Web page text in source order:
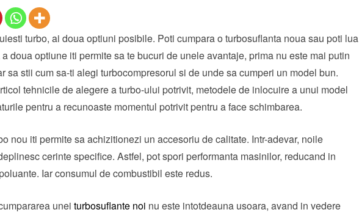
turbo, ai doua optiuni posibile. Poti cumpara o turbosuflanta noua sau poti lua
doua optiune iti permite sa te bucuri de unele avantaje, prima nu este mai putin
sa stii cum sa-ti alegi turbocompresorul si de unde sa cumperi un model bun.
tehnicile de alegere a turbo-ului potrivit, metodele de inlocuire a unui model
pentru a recunoaste momentul potrivit pentru a face schimbarea.
nou iti permite sa achizitionezi un accesoriu de calitate. Intr-adevar, noile
cerinte specifice. Astfel, pot spori performanta masinilor, reducand in
Iar consumul de combustibil este redus.
unei turbosuflante noi nu este intotdeauna usoara, avand in vedere